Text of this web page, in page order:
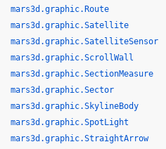
mars3d.graphic.Route
mars3d.graphic.Satellite
mars3d.graphic.SatelliteSensor
mars3d.graphic.ScrollWall
mars3d.graphic.SectionMeasure
mars3d.graphic.Sector
mars3d.graphic.SkylineBody
mars3d.graphic.SpotLight
mars3d.graphic.StraightArrow